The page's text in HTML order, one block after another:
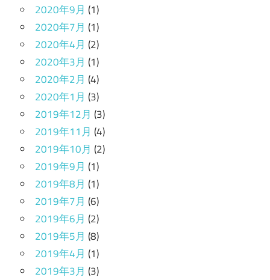
2020年9月 (1)
2020年7月 (1)
2020年4月 (2)
2020年3月 (1)
2020年2月 (4)
2020年1月 (3)
2019年12月 (3)
2019年11月 (4)
2019年10月 (2)
2019年9月 (1)
2019年8月 (1)
2019年7月 (6)
2019年6月 (2)
2019年5月 (8)
2019年4月 (1)
2019年3月 (3)